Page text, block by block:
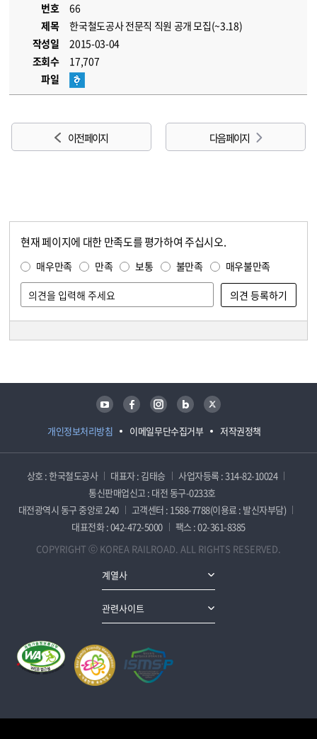
번호
66
제목
한국철도공사 전문직 직원 공개 모집(~3.18)
작성일
2015-03-04
조회수
17,707
파일
이전 페이지 다음 페이지
현재 페이지에 대한 만족도를 평가하여 주십시오.
매우만족 만족 보통 불만족 매우불만족
개인정보처리방침 이메일무단수집거부 저작권정책
유튜브 페이스북 인스타그램 블로그 트위터
상호 : 한국철도공사 대표자 : 김태승
사업자등록 : 314-82-10024
통신판매업신고 : 대전 동구-0233호
대전광역시 동구 중앙로 240
고객센터 : 1588-7788(이용료 : 발신자부담)
대표전화 : 042-472-5000
팩스 : 02-361-8385
COPYRIGHT ⓒ KOREA RAILROAD. ALL RIGHTS RESERVED.
계열사
관련사이트